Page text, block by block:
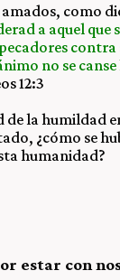
como
a aquel que
contra
no se
12:3
la humildad
¿cómo se
humanidad?
estar con